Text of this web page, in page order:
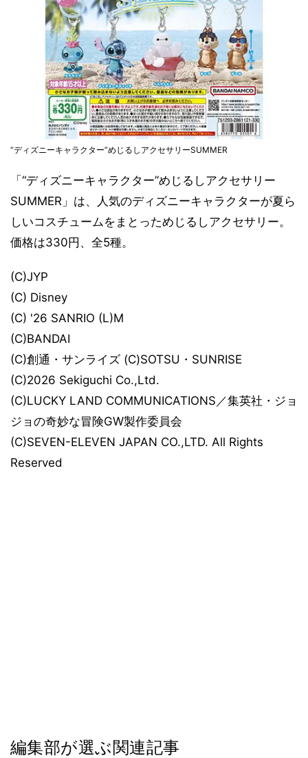
“ディズニーキャラクター”めじるしアクセサリーSUMMER
「“ディズニーキャラクター”めじるしアクセサリー
SUMMER」は、人気のディズニーキャラクターが夏ら
しいコスチュームをまとっためじるしアクセサリー。
価格は330円、全5種。
(C)JYP
(C) Disney
(C) '26 SANRIO (L)M
(C)BANDAI
(C)創通・サンライズ (C)SOTSU・SUNRISE
(C)2026 Sekiguchi Co.,Ltd.
(C)LUCKY LAND COMMUNICATIONS／集英社・ジョ
ジョの奇妙な冒険GW製作委員会
(C)SEVEN-ELEVEN JAPAN CO.,LTD. All Rights
Reserved
編集部が選ぶ関連記事